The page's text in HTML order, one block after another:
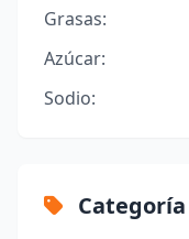
Grasas:
Azúcar:
Sodio:
Categoría